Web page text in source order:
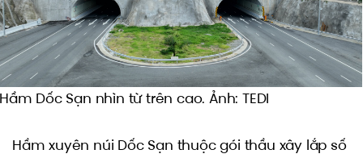
Hầm Dốc Sạn nhìn từ trên cao. Ảnh: TEDI
Hầm xuyên núi Dốc Sạn thuộc gói thầu xây lắp số